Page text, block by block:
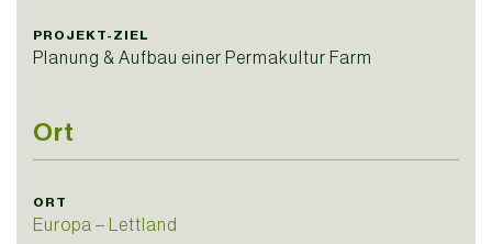
PROJEKT-ZIEL
Planung & Aufbau einer Permakultur Farm
Ort
ORT
Europa – Lettland